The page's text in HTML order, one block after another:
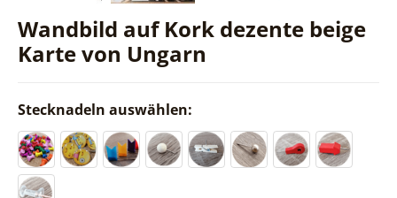
Wandbild auf Kork dezente beige
Karte von Ungarn
Stecknadeln auswählen: